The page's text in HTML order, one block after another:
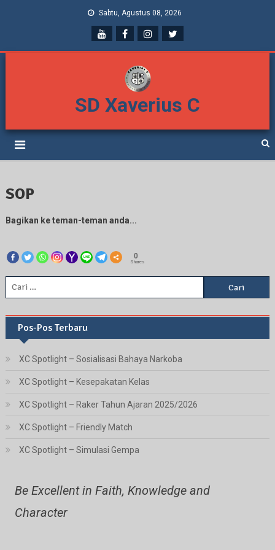
Sabtu, Agustus 08, 2026
SD Xaverius C
SOP
Bagikan ke teman-teman anda...
0
Shares
untuk:
Pos-Pos Terbaru
XC Spotlight – Sosialisasi Bahaya Narkoba
XC Spotlight – Kesepakatan Kelas
XC Spotlight – Raker Tahun Ajaran 2025/2026
XC Spotlight – Friendly Match
XC Spotlight – Simulasi Gempa
Be Excellent in Faith, Knowledge and
Character